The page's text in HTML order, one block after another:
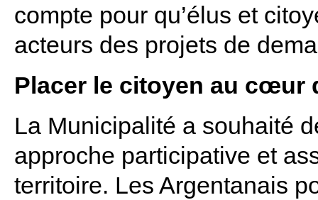
compte pour qu’élus et
acteurs des projets de
Placer le citoyen au cœur
La Municipalité a souhaité
approche participative et
territoire. Les Argentanais